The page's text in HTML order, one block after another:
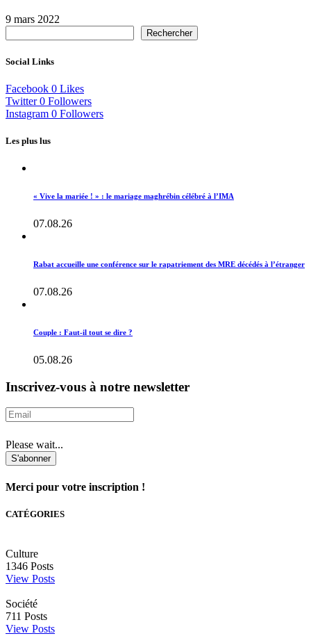
9 mars 2022
Rechercher
Social Links
Facebook 0 Likes
Twitter 0 Followers
Instagram 0 Followers
Les plus lus
« Vive la mariée ! » : le mariage maghrébin célébré à l’IMA
07.08.26
Rabat accueille une conférence sur le rapatriement des MRE décédés à l’étranger
07.08.26
Couple : Faut-il tout se dire ?
05.08.26
Inscrivez-vous à notre newsletter
Please wait...
S'abonner
Merci pour votre inscription !
CATÉGORIES
Culture
1346 Posts
View Posts
Société
711 Posts
View Posts